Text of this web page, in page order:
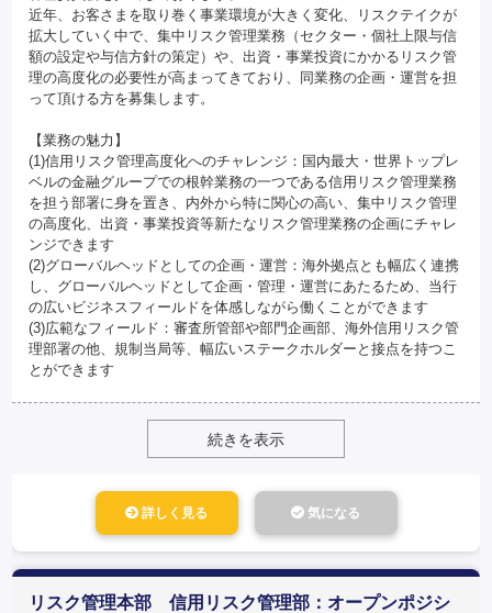
近年、お客さまを取り巻く事業環境が大きく変化、リスクテイクが
拡大していく中で、集中リスク管理業務（セクター・個社上限与信
額の設定や与信方針の策定）や、出資・事業投資にかかるリスク管
理の高度化の必要性が高まってきており、同業務の企画・運営を担
って頂ける方を募集します。
【業務の魅力】
(1)信用リスク管理高度化へのチャレンジ：国内最大・世界トップレ
ベルの金融グループでの根幹業務の一つである信用リスク管理業務
を担う部署に身を置き、内外から特に関心の高い、集中リスク管理
の高度化、出資・事業投資等新たなリスク管理業務の企画にチャレ
ンジできます
(2)グローバルヘッドとしての企画・運営：海外拠点とも幅広く連携
し、グローバルヘッドとして企画・管理・運営にあたるため、当行
の広いビジネスフィールドを体感しながら働くことができます
(3)広範なフィールド：審査所管部や部門企画部、海外信用リスク管
理部署の他、規制当局等、幅広いステークホルダーと接点を持つこ
とができます
続きを表示
詳しく見る 気になる
リスク管理本部 信用リスク管理部：オープンポジシ